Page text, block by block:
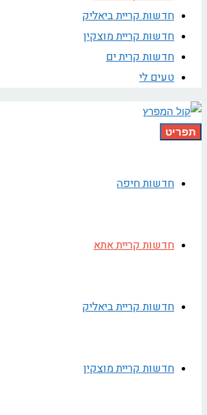
חדשות קריית ביאליק
חדשות קריית מוצקין
חדשות קרית ים
טעים לי
תפריט
חדשות חיפה
חדשות קריית אתא
חדשות קריית ביאליק
חדשות קריית מוצקין